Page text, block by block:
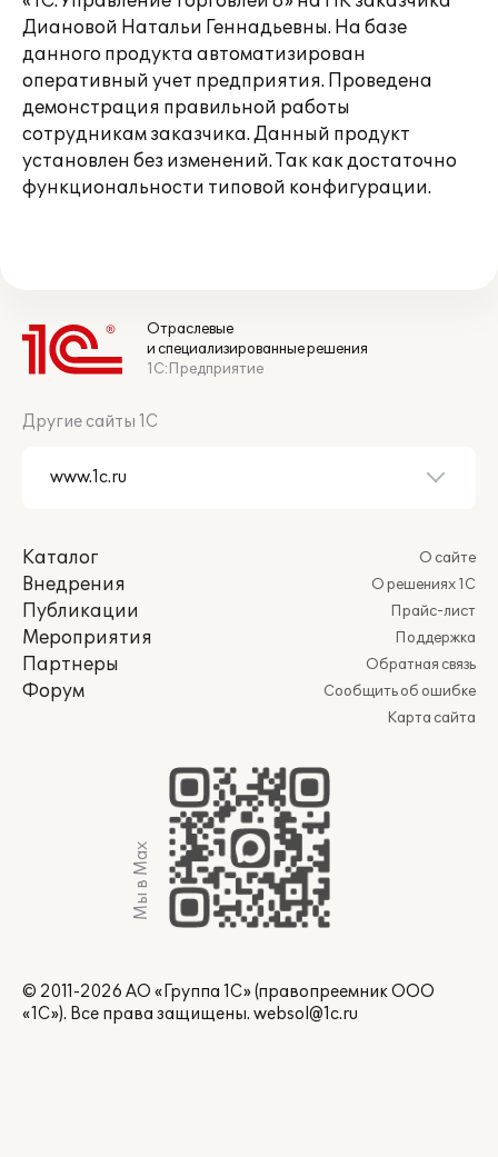
Диановой Натальи Геннадьевны. На базе
данного продукта автоматизирован
оперативный учет предприятия. Проведена
демонстрация правильной работы
сотрудникам заказчика. Данный продукт
установлен без изменений. Так как достаточно
функциональности типовой конфигурации.
Отраслевые
и специализированные решения
1С:Предприятие
Другие сайты 1С
Каталог
Внедрения
Публикации
Мероприятия
Партнеры
Форум
О сайте
О решениях 1С
Прайс-лист
Поддержка
Обратная связь
Сообщить об ошибке
Карта сайта
Мы в Max
© 2011-2026 АО «Группа 1С» (правопреемник ООО
«1С»). Все права защищены. websol@1c.ru